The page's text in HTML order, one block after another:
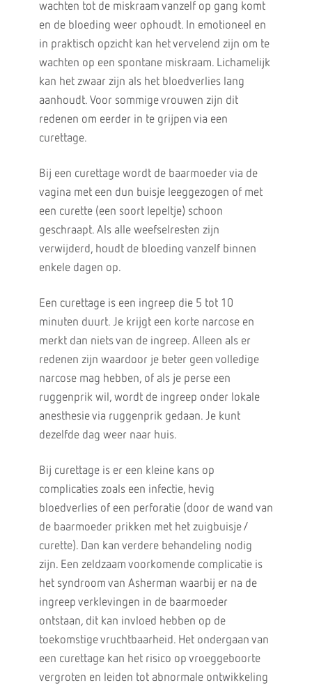
wachten tot de miskraam vanzelf op gang komt
en de bloeding weer ophoudt. In emotioneel en
in praktisch opzicht kan het vervelend zijn om te
wachten op een spontane miskraam. Lichamelijk
kan het zwaar zijn als het bloedverlies lang
aanhoudt. Voor sommige vrouwen zijn dit
redenen om eerder in te grijpen via een
curettage.
Bij een curettage wordt de baarmoeder via de
vagina met een dun buisje leeggezogen of met
een curette (een soort lepeltje) schoon
geschraapt. Als alle weefselresten zijn
verwijderd, houdt de bloeding vanzelf binnen
enkele dagen op.
Een curettage is een ingreep die 5 tot 10
minuten duurt. Je krijgt een korte narcose en
merkt dan niets van de ingreep. Alleen als er
redenen zijn waardoor je beter geen volledige
narcose mag hebben, of als je perse een
ruggenprik wil, wordt de ingreep onder lokale
anesthesie via ruggenprik gedaan. Je kunt
dezelfde dag weer naar huis.
Bij curettage is er een kleine kans op
complicaties zoals een infectie, hevig
bloedverlies of een perforatie (door de wand van
de baarmoeder prikken met het zuigbuisje /
curette). Dan kan verdere behandeling nodig
zijn. Een zeldzaam voorkomende complicatie is
het syndroom van Asherman waarbij er na de
ingreep verklevingen in de baarmoeder
ontstaan, dit kan invloed hebben op de
toekomstige vruchtbaarheid. Het ondergaan van
een curettage kan het risico op vroeggeboorte
vergroten en leiden tot abnormale ontwikkeling